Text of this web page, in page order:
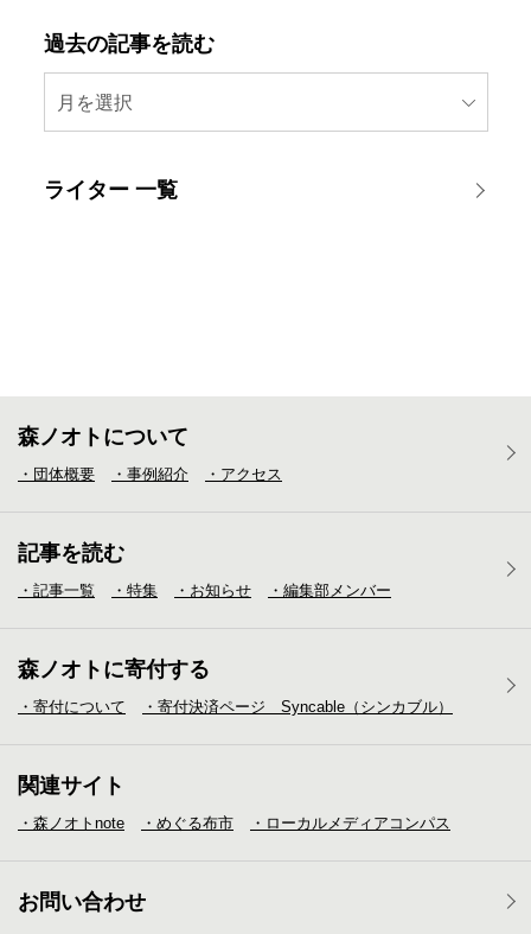
過去の記事を読む
月を選択
ライター 一覧
森ノオトについて
・団体概要 ・事例紹介 ・アクセス
記事を読む
・記事一覧 ・特集 ・お知らせ ・編集部メンバー
森ノオトに寄付する
・寄付について ・寄付決済ページ Syncable（シンカブル）
関連サイト
・森ノオトnote ・めぐる布市 ・ローカルメディア コンパス
お問い合わせ